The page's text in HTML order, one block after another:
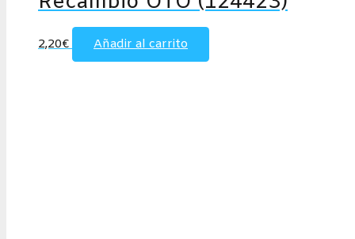
2,20€ Añadir al carrito